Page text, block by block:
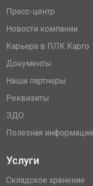
Пресс-центр
Новости компании
Карьера в ПЛК Карго
Документы
Наши партнеры
Реквизиты
ЭДО
Полезная информация
Услуги
Складское хранение